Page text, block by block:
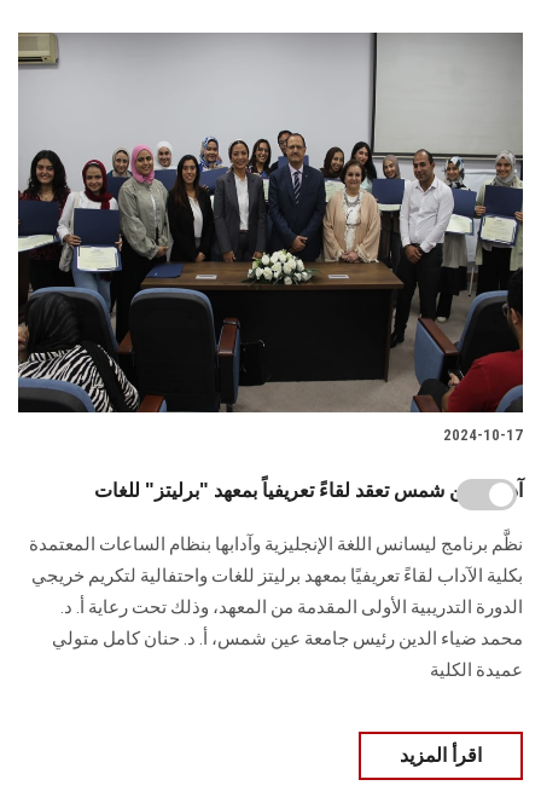
2024-10-17
آداب عين شمس تعقد لقاءً تعريفياً بمعهد "برليتز" للغات
نظَّم برنامج ليسانس اللغة الإنجليزية وآدابها بنظام الساعات المعتمدة
بكلية الآداب لقاءً تعريفيًا بمعهد برليتز للغات واحتفالية لتكريم خريجي
الدورة التدريبية الأولى المقدمة ‏من المعهد، وذلك تحت رعاية أ. د.
محمد ضياء الدين رئيس جامعة عين شمس، أ. د. حنان ‏كامل متولي
عميدة الكلية
اقرأ المزيد